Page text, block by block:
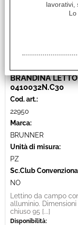
BRANDINA
0410032N.C30
Cod. art.:
22950
Marca:
BRUNNER
Unità di misura:
PZ
Sc.Club
NO
Lettino da campo
alluminio.
chiuso 95 [...]
Disponibilità:
lavorativi,